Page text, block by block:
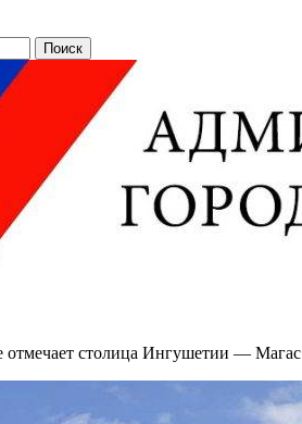
отмечает столица Ингушетии — Магас